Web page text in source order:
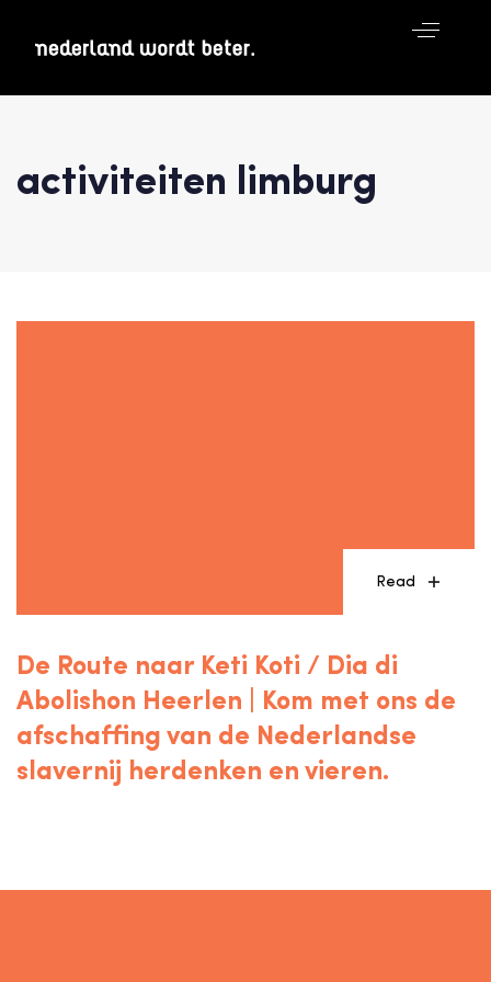
activiteiten limburg
Read
De Route naar Keti Koti / Dia di
Abolishon Heerlen | Kom met ons de
afschaffing van de Nederlandse
slavernij herdenken en vieren.